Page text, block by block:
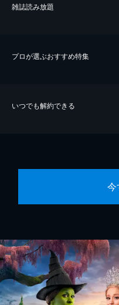
雑誌読み放題
プロが選ぶおすすめ特集
いつでも解約できる
今